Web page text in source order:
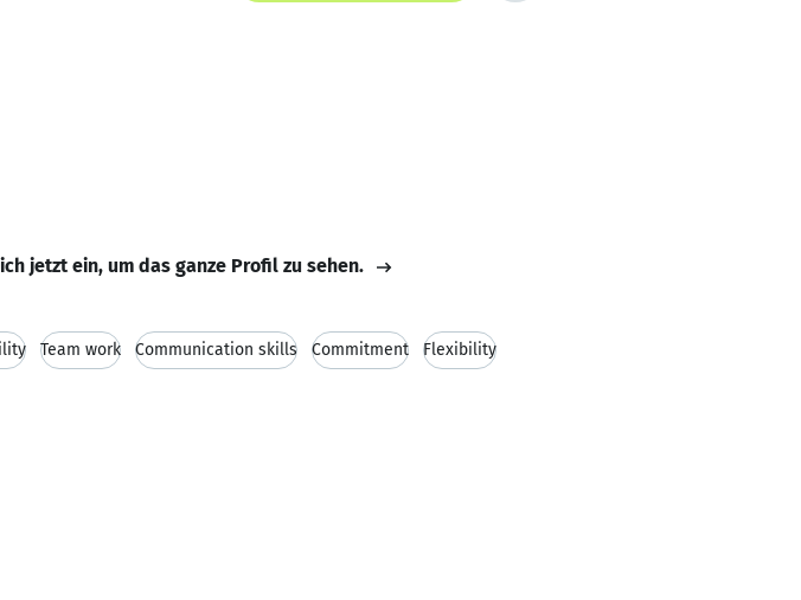
jetzt ein, um das ganze Profil zu sehen.
Team work Communication skills Commitment Flexibility